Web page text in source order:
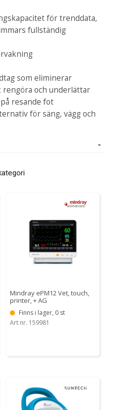
för trenddata,
fullständig
som eliminerar
rengöra och underlättar
resande fot
för säng, vägg och
Mindray ePM12 Vet, touch,
printer, + AG
Finns i lager, 0 st
Art nr. 159981